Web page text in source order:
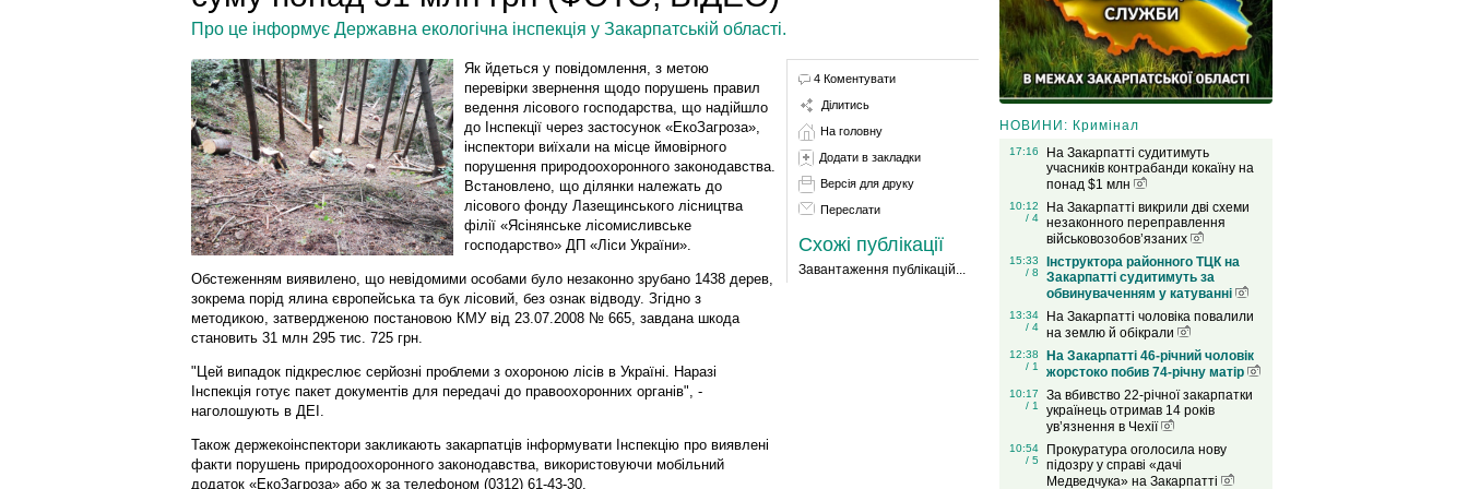
Про це інформує Державна екологічна інспекція у Закарпатській області.
Як йдеться у повідомлення, з метою
перевірки звернення щодо порушень правил
ведення лісового господарства, що надійшло
до Інспекції через застосунок «ЕкоЗагроза»,
інспектори виїхали на місце ймовірного
порушення природоохоронного законодавства.
Встановлено, що ділянки належать до
лісового фонду Лазещинського лісництва
філії «Ясінянське лісомисливське
господарство» ДП «Ліси України».
Обстеженням виявилено, що невідомими особами було незаконно зрубано 1438 дерев,
зокрема порід ялина європейська та бук лісовий, без ознак відводу. Згідно з
методикою, затвердженою постановою КМУ від 23.07.2008 № 665, завдана шкода
становить 31 млн 295 тис. 725 грн.
"Цей випадок підкреслює серйозні проблеми з охороною лісів в Україні. Наразі
Інспекція готує пакет документів для передачі до правоохоронних органів", -
наголошують в ДЕІ.
Також держекоінспектори закликають закарпатців інформувати Інспекцію про виявлені
факти порушень природоохоронного законодавства, використовуючи мобільний
додаток «ЕкоЗагроза» або ж за телефоном (0312) 61-43-30.
4 Коментувати
Ділитись
На головну
Додати в закладки
Версія для друку
Переслати
Схожі публікації
Завантаження публікацій...
НОВИНИ: Кримінал
17:16
На Закарпатті судитимуть
учасників контрабанди кокаїну на
понад $1 млн
10:12
/ 4
На Закарпатті викрили дві схеми
незаконного переправлення
військовозобов’язаних
15:33
/ 8
Інструктора районного ТЦК на
Закарпатті судитимуть за
обвинуваченням у катуванні
13:34
/ 4
На Закарпатті чоловіка повалили
на землю й обікрали
12:38
/ 1
На Закарпатті 46-річний чоловік
жорстоко побив 74-річну матір
10:17
/ 1
За вбивство 22-річної закарпатки
українець отримав 14 років
ув’язнення в Чехії
10:54
/ 5
Прокуратура оголосила нову
підозру у справі «дачі
Медведчука» на Закарпатті